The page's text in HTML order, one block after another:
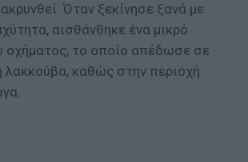
Όταν ξεκίνησε ξανά με
αισθάνθηκε ένα μικρό
οχήματος, το οποίο απέδωσε σε
λακκούβα, καθώς στην περιοχή